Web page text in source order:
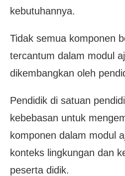
kebutuhannya.
Tidak semua komponen
tercantum dalam modul
dikembangkan oleh
Pendidik di satuan
kebebasan untuk
komponen dalam modul
konteks lingkungan dan
peserta didik.